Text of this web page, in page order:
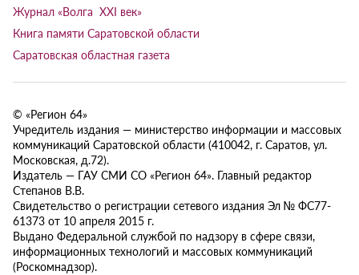
Журнал «Волга XXI век»
Книга памяти Саратовской области
Саратовская областная газета
© «Регион 64»
Учредитель издания — министерство информации и массовых
коммуникаций Саратовской области (410042, г. Саратов, ул.
Московская, д.72).
Издатель — ГАУ СМИ СО «Регион 64». Главный редактор
Степанов В.В.
Свидетельство о регистрации сетевого издания Эл № ФС77-
61373 от 10 апреля 2015 г.
Выдано Федеральной службой по надзору в сфере связи,
информационных технологий и массовых коммуникаций
(Роскомнадзор).